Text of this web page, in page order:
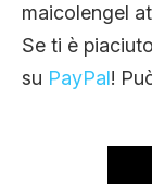
maicolengel
Se ti è
su PayPal!